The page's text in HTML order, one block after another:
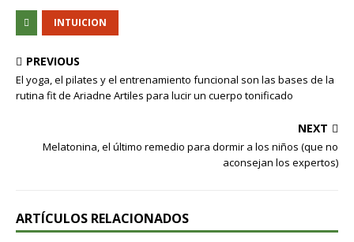
INTUICION
PREVIOUS
El yoga, el pilates y el entrenamiento funcional son las bases de la
rutina fit de Ariadne Artiles para lucir un cuerpo tonificado
NEXT
Melatonina, el último remedio para dormir a los niños (que no
aconsejan los expertos)
ARTÍCULOS RELACIONADOS